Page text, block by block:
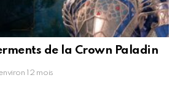
de la Crown Paladin
12 mois